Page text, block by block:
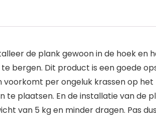
de plank gewoon in de hoek en
bergen. Dit product is een goede
per ongeluk krassen op het
plaatsen. En de installatie van de
van 5 kg en minder dragen. Pas